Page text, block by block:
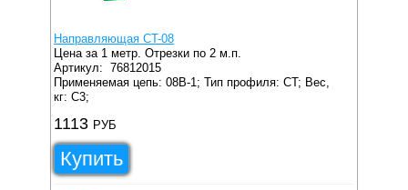
Направляющая CT-08
Цена за 1 метр. Отрезки по 2 м.п.
Артикул:76812015
Применяемая цепь: 08B-1; Тип профиля: CT; Вес,
кг: C3;
1113 РУБ
Купить